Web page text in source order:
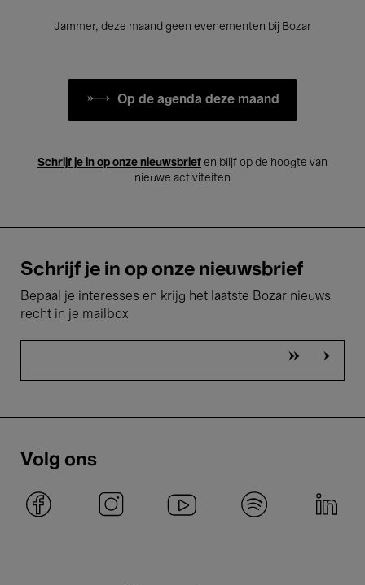
Jammer, deze maand geen evenementen bij Bozar
Op de agenda deze maand
Schrijf je in op onze nieuwsbrief en blijf op de hoogte van
nieuwe activiteiten
Schrijf je in op onze nieuwsbrief
Bepaal je interesses en krijg het laatste Bozar nieuws
recht in je mailbox
Volg ons